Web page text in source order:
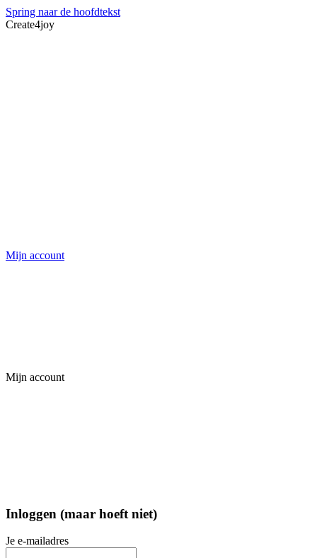
Spring naar de hoofdtekst
Create4joy
Mijn account
Mijn account
Inloggen (maar hoeft niet)
Je e-mailadres